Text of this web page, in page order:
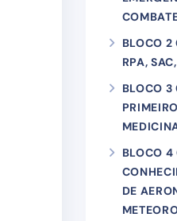
BLOCO 2
RPA,
BLOCO 3
BLOCO 4
DE